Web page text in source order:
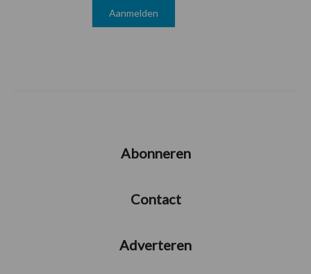
Abonneren
Contact
Adverteren